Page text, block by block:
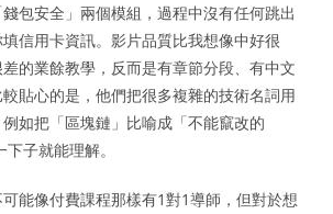
錢包安全」兩個模組，過程中沒有任何跳出
信用卡資訊。影片品質比我想像中好很
的業餘教學，反而是有章節分段、有中文
貼心的是，他們把很多複雜的技術名詞用
如把「區塊鏈」比喻成「不能竄改的
子就能理解。
能像付費課程那樣有1對1導師，但對於想